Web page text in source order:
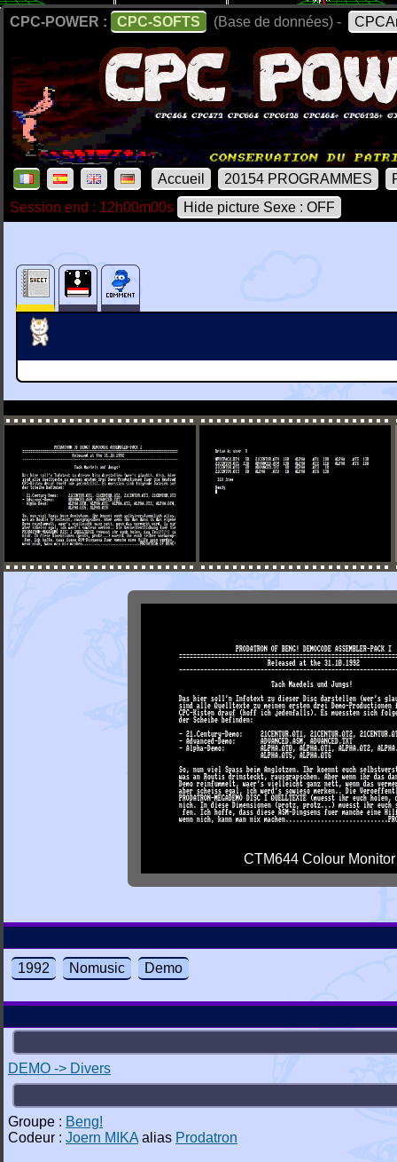
CPC-POWER : CPC-SOFTS (Base de données) -
Accueil 20154 PROGRAMMES
Session end : 12h00m00s
Hide picture Sexe : OFF
CTM644 Colour Monitor
1992 Nomusic Demo
DEMO -> Divers
Groupe : Beng!
Codeur : Joern MIKA alias Prodatron